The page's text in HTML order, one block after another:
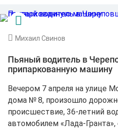
Михаил Свинов
Пьяный водитель в
припаркованную машину
Вечером 7 апреля на улице
дома № 8, произошло
происшествие, 36-летний
автомобилем «Лада-Гранта»,